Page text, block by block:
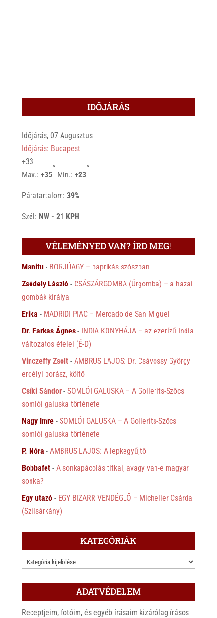
IDŐJÁRÁS
Időjárás, 07 Augusztus
Időjárás: Budapest
+33
Max.: +35
°
Min.: +23
°
Páratartalom: 39%
Szél: NW - 21 KPH
VÉLEMÉNYED VAN? ÍRD MEG!
Manitu- BORJÚAGY – paprikás szószban
Zsédely László- CSÁSZÁRGOMBA (Úrgomba) – a hazai
gombák királya
Erika - MADRIDI PIAC – Mercado de San Miguel
Dr. Farkas Ágnes- INDIA KONYHÁJA – az ezerízű India
változatos ételei (É-D)
Vinczeffy Zsolt- AMBRUS LAJOS: Dr. Csávossy György
erdélyi borász, költő
Csíki Sándor- SOMLÓI GALUSKA – A Gollerits-Szőcs
somlói galuska története
Nagy Imre- SOMLÓI GALUSKA – A Gollerits-Szőcs
somlói galuska története
P. Nóra - AMBRUS LAJOS: A lepkegyűjtő
Bobbafet- A sonkapácolás titkai, avagy van-e magyar
sonka?
Egy utazó- EGY BIZARR VENDÉGLŐ – Micheller Csárda
(Szilsárkány)
KATEGÓRIÁK
KATEGÓRIÁK
ADATVÉDELEM
Receptjeim, fotóim, és egyéb írásaim kizárólag írásos